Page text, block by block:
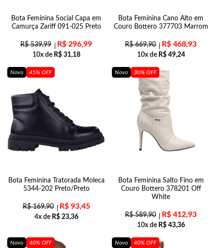
Bota Feminina Social Capa em
Camurça Zariff 091-025 Preto
R$539,99 R$ 296,99
10x de R$31,18
Bota Feminina Cano Alto em
Couro Bottero 377703 Marrom
R$669,90 R$ 468,93
10x de R$49,24
Novo 45% OFF
Bota Feminina Tratorada Moleca
5344-202 Preto/Preto
R$169,90 R$93,45
4x de R$23,36
Novo 30% OFF
Bota Feminina Salto Fino em
Couro Bottero 378201 Off
White
R$589,90 R$ 412,93
10x de R$43,36
Novo 40% OFF Novo 40% OFF